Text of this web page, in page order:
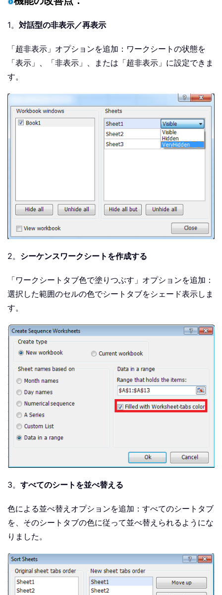
1。 対話型の非表示／再表示
「超非表示」オプションを追加：ワークシートの状態を
「表示」、「非表示」、または「超非表示」に設定できま
す。
2。 シーケンスワークシートを作成する
「ワークシートタブ色で塗りつぶす」オプションを追加：
選択した範囲のセルの色でシートタブをシェード表示しま
す。
3。 すべてのシートを並べ替える
色による並べ替えオプションを追加：すべてのシートタブ
を、そのシートタブの色に従って並べ替えられるようにな
りました。